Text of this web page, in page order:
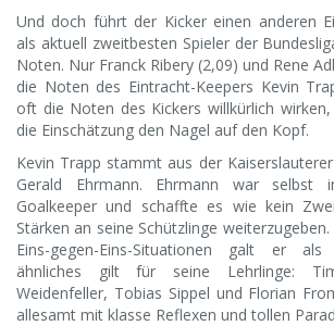
Und doch führt der Kicker einen anderen
als aktuell zweitbesten Spieler der
Noten. Nur Franck Ribery (2,09) und Rene
die Noten des Eintracht-Keepers Kevin
oft die Noten des Kickers willkürlich
die Einschätzung den Nagel auf den Kopf.
Kevin Trapp stammt aus der
Gerald Ehrmann. Ehrmann war selbst
Goalkeeper und schaffte es wie kein
Stärken an seine Schützlinge
Eins-gegen-Eins-Situationen galt er
ähnliches gilt für seine Lehrlinge:
Weidenfeller, Tobias Sippel und Florian
allesamt mit klasse Reflexen und tollen